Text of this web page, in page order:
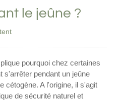
le jeûne ?
pourquoi chez certaines
s'arrêter pendant un jeûne
cétogène. A l'origine, il s'agit
de sécurité naturel et